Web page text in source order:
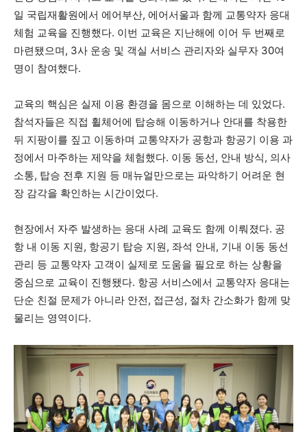
일 국립재활원에서 에어부산, 에어서울과 함께 교통약자 응대
체험 교육을 진행했다. 이번 교육은 지난해에 이어 두 번째로
마련됐으며, 3사 운송 및 객실 서비스 관리자와 실무자 30여
명이 참여했다.
교육의 핵심은 실제 이용 환경을 몸으로 이해하는 데 있었다.
참석자들은 직접 휠체어에 탑승해 이동하거나 안대를 착용한
뒤 지팡이를 짚고 이동하며 교통약자가 공항과 항공기 이용 과
정에서 마주하는 제약을 체험했다. 이동 동선, 안내 방식, 의사
소통, 탑승 전후 지원 등 매뉴얼만으로는 파악하기 어려운 현
장 감각을 확인하는 시간이었다.
현장에서 자주 발생하는 응대 사례 교육도 함께 이뤄졌다. 공
항 내 이동 지원, 항공기 탑승 지원, 좌석 안내, 기내 이동 동선
관리 등 교통약자 고객이 실제로 도움을 필요로 하는 상황을
중심으로 교육이 진행됐다. 항공 서비스에서 교통약자 응대는
단순 친절 문제가 아니라 안전, 접근성, 절차 간소화가 함께 맞
물리는 영역이다.